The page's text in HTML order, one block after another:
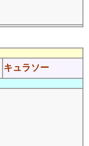
キュラソー